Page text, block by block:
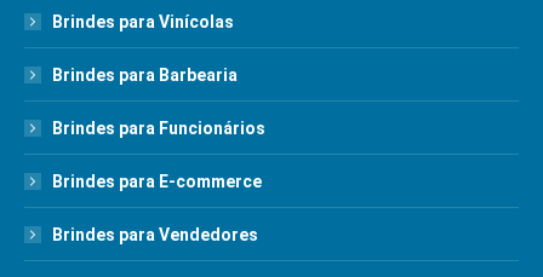
Brindes para Vinícolas
Brindes para Barbearia
Brindes para Funcionários
Brindes para E-commerce
Brindes para Vendedores